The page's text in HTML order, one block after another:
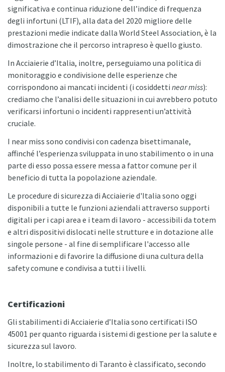
significativa e continua riduzione dell’indice di frequenza
degli infortuni (LTIF), alla data del 2020 migliore delle
prestazioni medie indicate dalla World Steel Association, è la
dimostrazione che il percorso intrapreso è quello giusto.
In Acciaierie d’Italia, inoltre, perseguiamo una politica di
monitoraggio e condivisione delle esperienze che
corrispondono ai mancati incidenti (i cosiddetti near miss):
crediamo che l’analisi delle situazioni in cui avrebbero potuto
verificarsi infortuni o incidenti rappresenti un’attività
cruciale.
I near miss sono condivisi con cadenza bisettimanale,
affinché l’esperienza sviluppata in uno stabilimento o in una
parte di esso possa essere messa a fattor comune per il
beneficio di tutta la popolazione aziendale.
Le procedure di sicurezza di Acciaierie d'Italia sono oggi
disponibili a tutte le funzioni aziendali attraverso supporti
digitali per i capi area e i team di lavoro - accessibili da totem
e altri dispositivi dislocati nelle strutture e in dotazione alle
singole persone - al fine di semplificare l'accesso alle
informazioni e di favorire la diffusione di una cultura della
safety comune e condivisa a tutti i livelli.
Certificazioni
Gli stabilimenti di Acciaierie d’Italia sono certificati ISO
45001 per quanto riguarda i sistemi di gestione per la salute e
sicurezza sul lavoro.
Inoltre, lo stabilimento di Taranto è classificato, secondo